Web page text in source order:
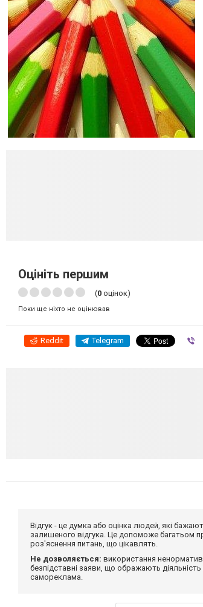
Оцініть першим
(0 оцінок)
Поки ще ніхто не оцінював
Reddit Telegram
Відгук - це думка або оцінка людей, які
залишеного відгука. Це допоможе багатьом
роз'яснення питань, що цікавлять.
Не дозволяється: використання
безпідставні заяви, що ображають діяльність
самореклама.